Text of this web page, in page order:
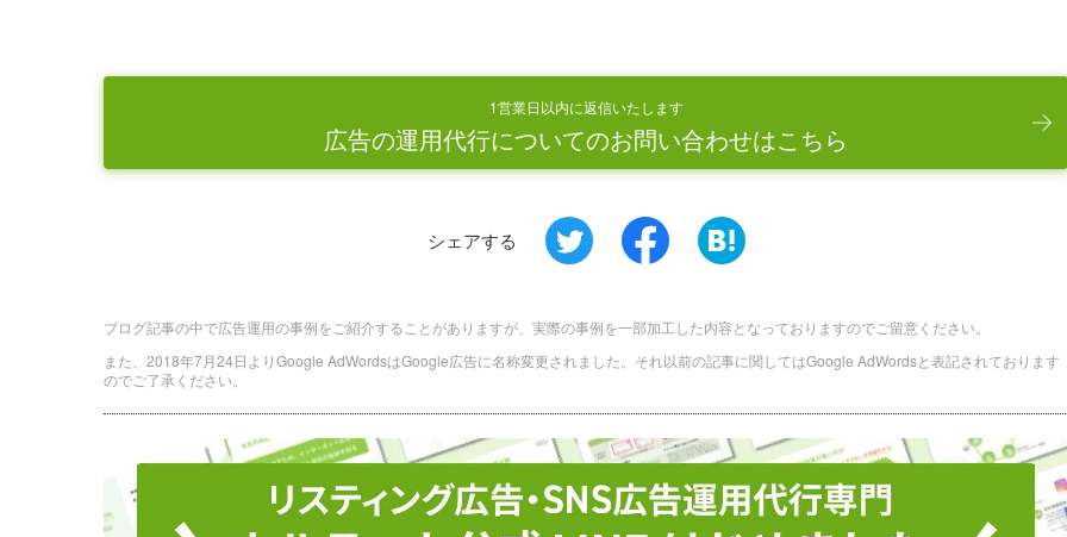
1営業日以内に返信いたします
広告の運用代行についてのお問い合わせはこちら
シェアする
ブログ記事の中で広告運用の事例をご紹介することがありますが、実際の事例を一部加工した内容となっておりますのでご留意ください。
また、2018年7月24日よりGoogle AdWordsはGoogle広告に名称変更されました。それ以前の記事に関してはGoogle AdWordsと表記されております
のでご了承ください。